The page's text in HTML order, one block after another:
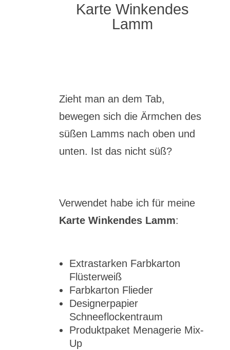
Karte Winkendes
Lamm
Zieht man an dem Tab,
bewegen sich die Ärmchen des
süßen Lamms nach oben und
unten. Ist das nicht süß?
Verwendet habe ich für meine
Karte Winkendes Lamm:
Extrastarken Farbkarton
Flüsterweiß
Farbkarton Flieder
Designerpapier
Schneeflockentraum
Produktpaket Menagerie Mix-
Up